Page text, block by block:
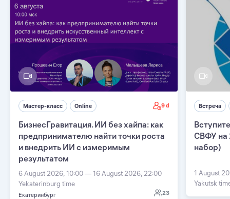
Мастер-класс Online 9 d
БизнесГравитация. ИИ без хайпа: как
предпринимателю найти точки роста
и внедрить ИИ с измеримым
результатом
6 August 2026, 10:00 — 16 August 2026, 22:00
Yekaterinburg time
Екатеринбург 23
Встреча
СВФУ на
набор)
1 August
Yakutsk